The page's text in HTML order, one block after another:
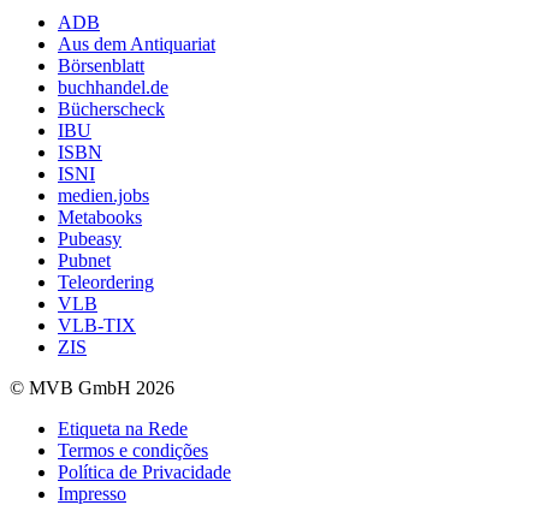
ADB
Aus dem Antiquariat
Börsenblatt
buchhandel.de
Bücherscheck
IBU
ISBN
ISNI
medien.jobs
Metabooks
Pubeasy
Pubnet
Teleordering
VLB
VLB-TIX
ZIS
© MVB GmbH 2026
Etiqueta na Rede
Termos e condições
Política de Privacidade
Impresso